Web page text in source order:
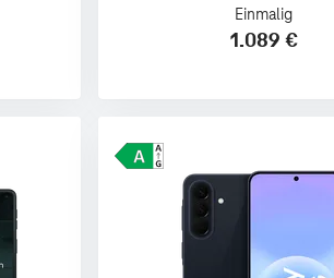
Einmalig
1.089 €